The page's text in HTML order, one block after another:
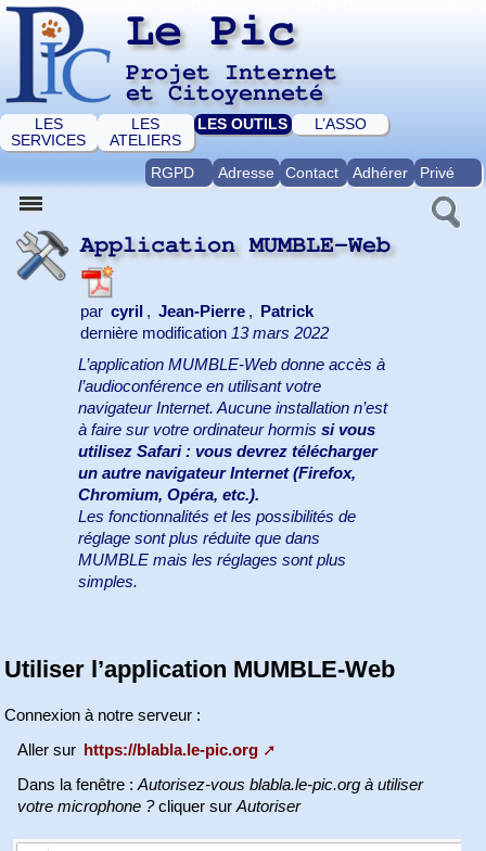
Le Pic
Projet Internet
et Citoyenneté
LES
SERVICES
LES
ATELIERS
LES OUTILS L’ASSO
RGPD Adresse Contact Adhérer Privé
Application MUMBLE-Web
par cyril , Jean-Pierre ,
Patrick
dernière modification 13 mars 2022
L’application MUMBLE-Web donne accès à
l’audioconférence en utilisant votre
navigateur Internet. Aucune installation n’est
à faire sur votre ordinateur hormissi vous
utilisez Safari : vous devrez télécharger
un autre navigateur Internet (Firefox,
Chromium, Opéra, etc.).
Les fonctionnalités et les possibilités de
réglage sont plus réduite que dans
MUMBLE mais les réglages sont plus
simples.
Utiliser l’application MUMBLE-Web
Connexion à notre serveur :
Aller sur
https://blabla.le-pic.org
Dans la fenêtre :Autorisez-vous blabla.le-pic.org à utiliser
votre microphone ?cliquer surAutoriser